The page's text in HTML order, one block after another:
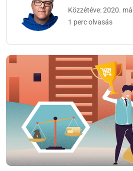
Közzétéve: 2020.
1 perc olvasás